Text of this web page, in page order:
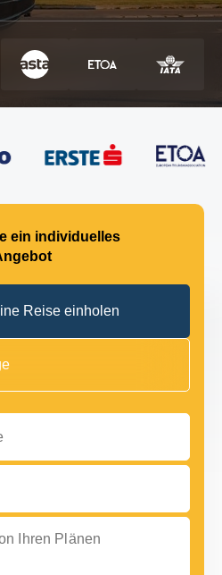
ein individuelles
Reise einholen
Plänen